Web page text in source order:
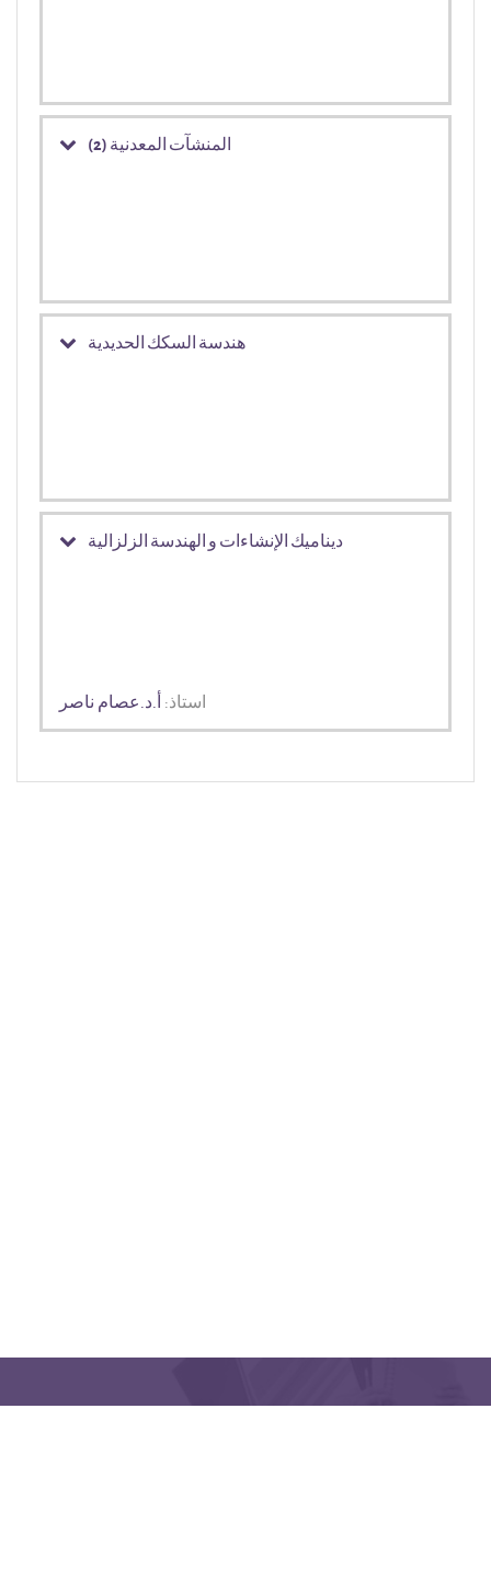
المنشآت المعدنية (2)
هندسة السكك الحديدية
ديناميك الإنشاءات و الهندسة الزلزالية
استاذ: أ.د.عصام ناصر